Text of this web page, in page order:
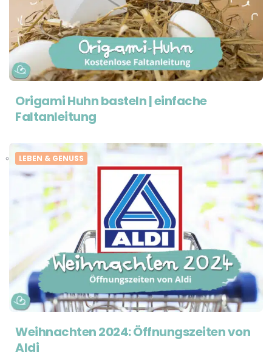
Origami Huhn basteln | einfache
Faltanleitung
LEBEN & GENUSS
Weihnachten 2024: Öffnungszeiten von
Aldi